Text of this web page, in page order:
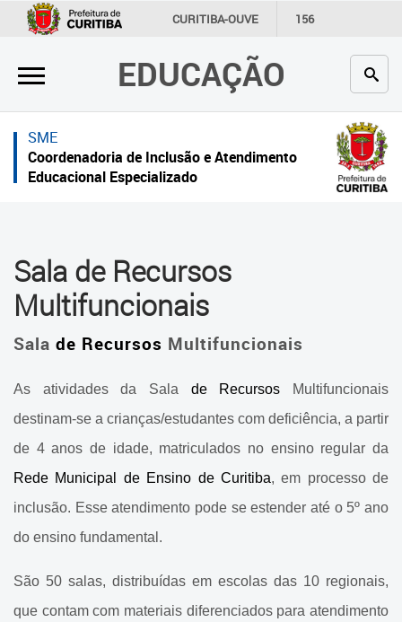
CURITIBA-OUVE 156
INFORMAÇÃO SECRETARIAS
EDUCAÇÃO
×
Inicial
Secretaria
Profissionais da educação
Contato
Links
úteis
Cadastramento Escolar
Cadastro Online
Saúde
×
Inicial
Inicial
Secretaria
Crianças e estudantes
Comunidade
Contato
Coordenadoria de Inclusão e
Atendimento Educacional
Especial
Gerência de Inclusão
Profissional de Apoio - GAPA
Gerência de Ensino
Especializado
SME
Coordenadoria de Inclusão e Atendimento
Educacional Especializado
Sala de Recursos
Multifuncionais
Sala de Recursos Multifuncionais
As atividades da Sala de Recursos
Multifuncionais
destinam-se a crianças/estudantes com deficiência, a partir
de 4 anos de idade, matriculados no ensino regular da
Rede Municipal de Ensino de Curitiba, em processo de
inclusão. Esse atendimento pode se estender até o 5º ano
do ensino fundamental.
São 50 salas, distribuídas em escolas das 10 regionais,
que contam com materiais diferenciados para atendimento